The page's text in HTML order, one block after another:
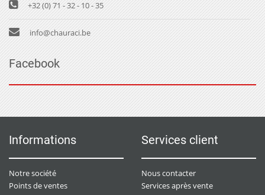
+32 (0) 71 - 32 - 10 - 35
info@chauraci.be
Facebook
Informations
Notre société
Points de ventes
Services client
Nous contacter
Services après vente